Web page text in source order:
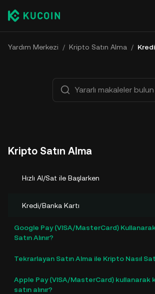
Yardım Merkezi / Kripto Satın Alma /
Kripto Satın Alma
Hızlı Al/Sat ile Başlarken
Kredi/Banka Kartı
Google Pay (VISA/MasterCard)
Satın Alınır?
Tekrarlayan Satın Alma ile Kripto Nasıl
Apple Pay (VISA/MasterCard) kullanarak
satın alınır?